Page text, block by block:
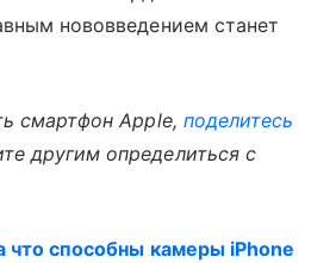
нововведением станет
смартфон Apple, поделитесь
другим определиться с
что способны камеры iPhone